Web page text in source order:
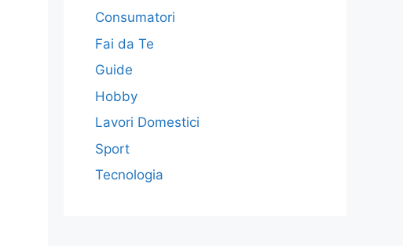
Consumatori
Fai da Te
Guide
Hobby
Lavori Domestici
Sport
Tecnologia